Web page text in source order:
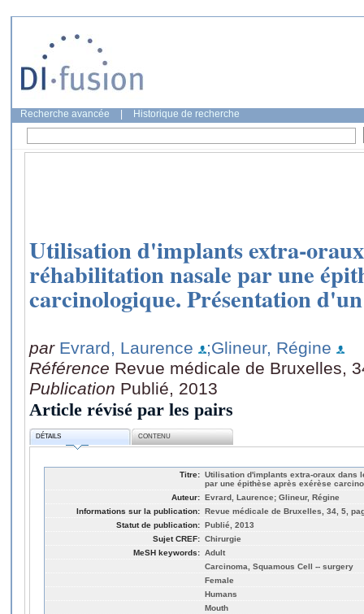
Recherche avancée Historique de recherche
Utilisation d'implants extra-
réhabilitation nasale par une
carcinologique. Présentation
par Evrard, Laurence
;Glineur, Régine
Référence Revue médicale de Bruxelles,
Publication Publié, 2013
Article révisé par les pairs
DÉTAILS CONTENU
Titre: Utilisation d'implants extra-oraux dans
par une épithèse après exérèse
Auteur: Evrard, Laurence; Glineur, Régine
Informations sur la publication: Revue médicale de Bruxelles, 34, 5,
Statut de publication: Publié, 2013
Sujet CREF: Chirurgie
MeSH keywords: Adult
Carcinoma, Squamous Cell -- surgery
Female
Humans
Mouth